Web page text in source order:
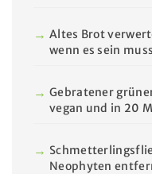
Altes Brot
wenn es sein muss
Gebratener
vegan und in 20
Neophyten